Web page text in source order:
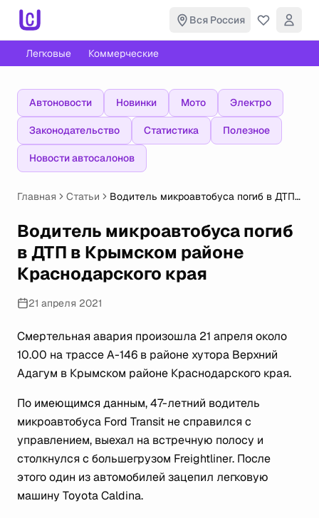
Вся Россия
Легковые Коммерческие
Автоновости Новинки Мото Электро
Законодательство Статистика Полезное
Новости автосалонов
Главная Статьи
Водитель микроавтобуса погиб в ДТП
края
Водитель микроавтобуса погиб
в ДТП в Крымском районе
Краснодарского края
21 апреля 2021
Смертельная авария произошла 21 апреля около
10.00 на трассе А-146 в районе хутора Верхний
Адагум в Крымском районе Краснодарского края.
По имеющимся данным, 47-летний водитель
микроавтобуса Ford Transit не справился с
управлением, выехал на встречную полосу и
столкнулся с большегрузом Freightliner. После
этого один из автомобилей зацепил легковую
машину Toyota Caldina.